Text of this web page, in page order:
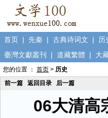
首页 | 先秦 | 古典诗词文 | 历
臺灣文獻叢刊
| 道藏繁體 | 大
您的位置 ： 首页 > 历史
前一篇
返回目录 后一篇
06大清高